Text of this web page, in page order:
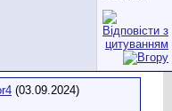
(03.09.2024)